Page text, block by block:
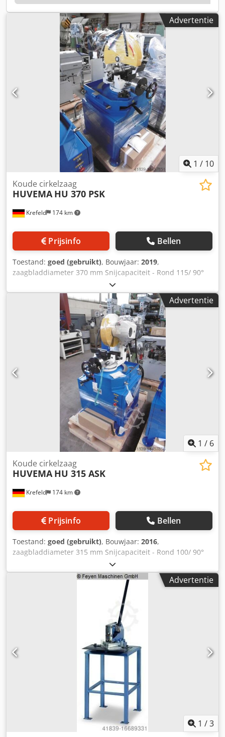
Advertentie
1 / 10
Krefeld 174 km
Koude cirkelzaag
HUVEMA HU 370 PSK
Prijsinfo Bellen
Toestand: goed (gebruikt), Bouwjaar: 2019,
zaagbladdiameter 370 mm Snijcapaciteit - Rond 115/ 90°
mm Snijcapaciteit - vierkant 110 x 110 /90° mm
Snijcapaciteit - Rechthoek 110 x 110 / 90° mm
Snijcapaciteit - Rechthoek 100 x 100 / 45° mm
Snijcapaciteit - Rond 115 / 45° mm Snijcapaciteit - vierkant
100 x 100 /45° mm zaagbladsnelheden 22 / 44 tpm
Spanning 400 V / 50 Hz motorvermogen 3 kW
Machinegewicht ca. 0,27 t Afmetingen
(lengte/breedte/hoogte) 980 x 790 x 780 mm nieuwe,
ongebruikte zaag, zaag met basisframe, 2-snelheden
motor, Dedpfx Aevxli Njiijkr pneumatische snelspanklem,
materiaal stop, koelsysteem, Verstekoptie 45° links en 45°
Advertentie
1 / 6
Krefeld 174 km
Koude cirkelzaag
HUVEMA HU 315 ASK
Prijsinfo Bellen
Toestand: goed (gebruikt), Bouwjaar: 2016,
zaagbladdiameter 315 mm Snijcapaciteit - Rond 100/ 90°
mm Dkedjvxlkaspfx Aiior Snijcapaciteit - vierkant 90 x 90 /
90° mm Snijcapaciteit - Rechthoek 85 x 110 / 90° mm
Snijcapaciteit - Rechthoek 85 x 85 / 45° mm Snijcapaciteit -
Rond 100 / 45° mm Snijcapaciteit - vierkant 85 x 110 /45°
mm zaagbladsnelheden 25 / 50 tpm Spanning 400 V / 50
Hz motorvermogen 1 kW Machinegewicht ca. 0,24 t
Afmetingen (lengte/breedte/hoogte) 980 x 790 x 780 mm
ongebruikte tentoonstellingsmachine, Zaag is met
basisframe, 2-snelheden motor, pneumatische
snelspanklem, materiaal stop, koelsysteem, Verstekoptie
Advertentie
1 /3